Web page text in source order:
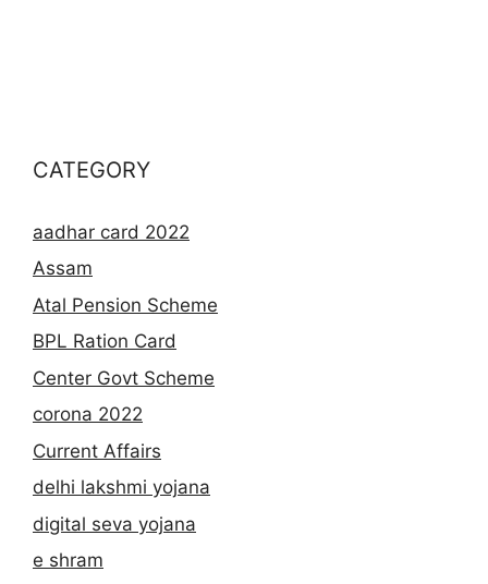
CATEGORY
aadhar card 2022
Assam
Atal Pension Scheme
BPL Ration Card
Center Govt Scheme
corona 2022
Current Affairs
delhi lakshmi yojana
digital seva yojana
e shram